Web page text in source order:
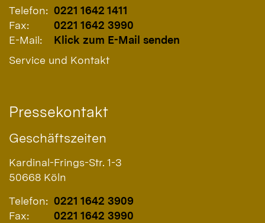
Telefon: 0221 1642 1411
Fax:
0221 1642 3990
E-Mail:
Klick zum E-Mail senden
Service und Kontakt
Pressekontakt
Geschäftszeiten
Kardinal-Frings-Str. 1-3
50668 Köln
Telefon: 0221 1642 3909
Fax:
0221 1642 3990